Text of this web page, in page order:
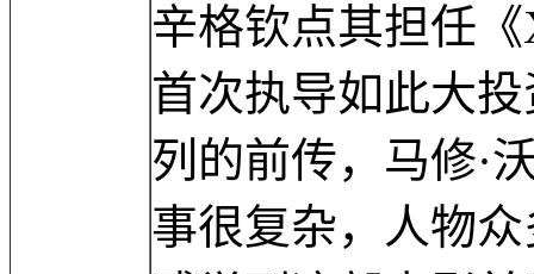
辛格钦点其担任
首次执导如此大
列的前传，马修·
事很复杂，人物